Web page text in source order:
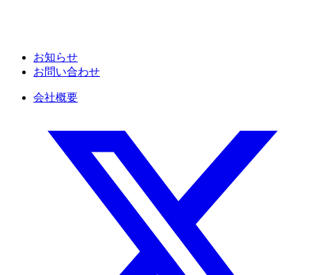
お知らせ
お問い合わせ
会社概要